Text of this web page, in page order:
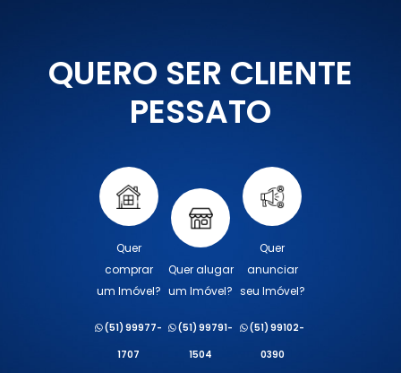
QUERO SER CLIENTE
PESSATO
Quer
comprar
um Imóvel?
(51) 99977-
1707
Quer alugar
um Imóvel?
(51) 99791-
1504
Quer
anunciar
seu Imóvel?
(51) 99102-
0390